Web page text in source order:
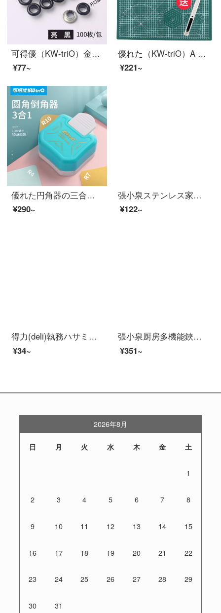
可得優（KW-triO）金属プロテクター把持式シングルホール打穴器鶏眼中空リベットクランプ金属プロテクター-亮黒2包
¥77~
優れた（KW-triO）A 4カットパッドa 3カットプレートA 2 A 1カットパッド/両面モデル滑り止め彫刻プレート9 Z 401緑色-A 3両面
¥221~
優れた円角器の三合一を得ることができます。封膜面取り写真円角器カードの角切り機の三合一円角面取り器です。
¥290~
張小泉ステンレス家庭用ハサミ事務所用ハサミHBS-154
¥122~
得力(deli)執務ハサミ手作りハサミ学生ハサミ色ランダム1本0603黒
¥34~
張小泉厨房多機能鋏家庭用ステンレス鋼の強力な骨切りと骨切りの補助食骨切りと骨切り肉のはさみ切りとクルミのはさみはさみはさみで魚のうろこを切って蓋を開けます。
¥351~
2026年8月
日 月 火 水 木 金 土
1
2 3 4 5 6 7 8
9 10 11 12 13 14 15
16 17 18 19 20 21 22
23 24 25 26 27 28 29
30 31